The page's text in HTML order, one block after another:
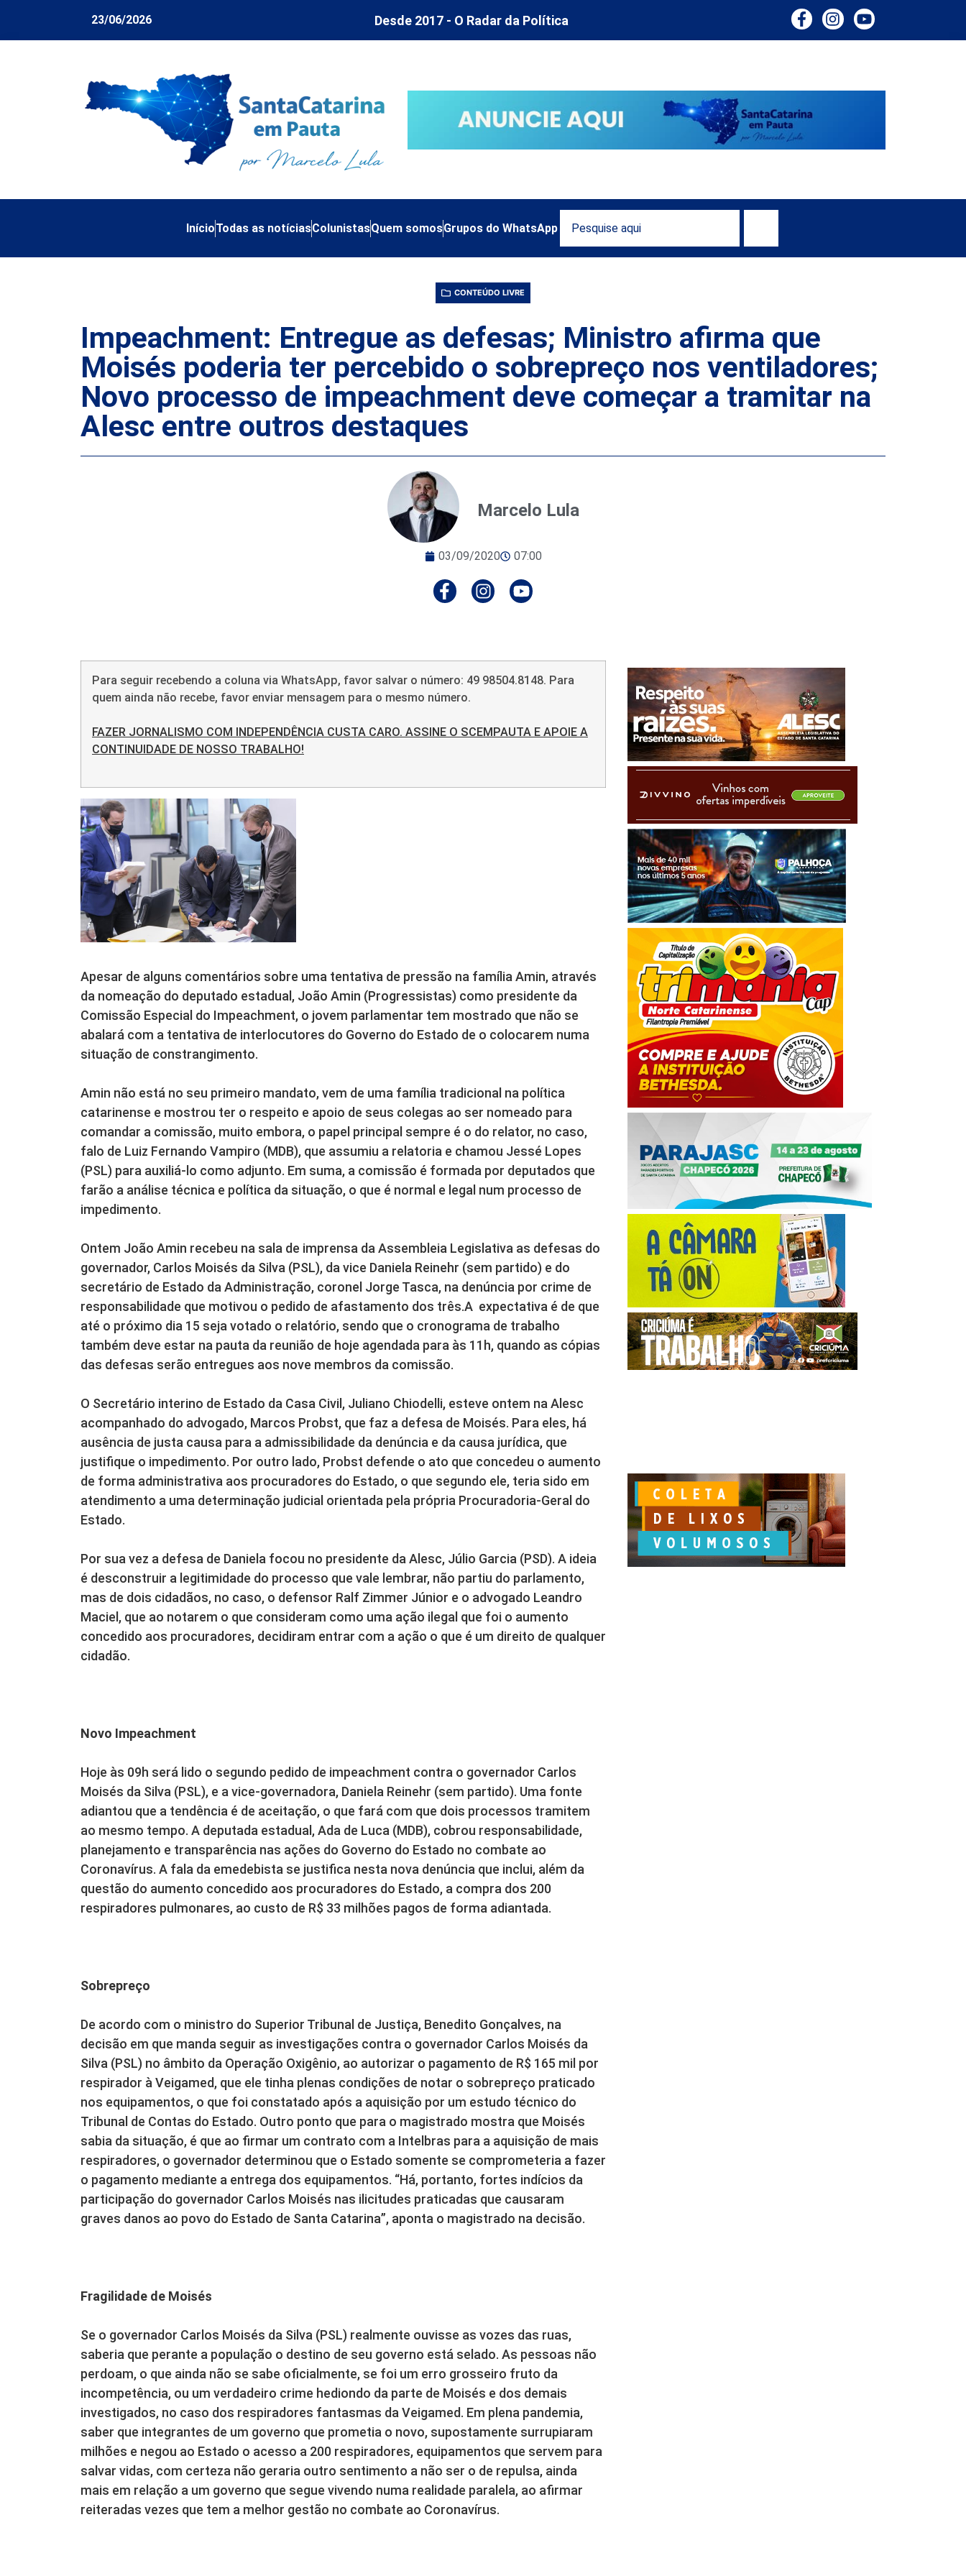
23/06/2026 Desde 2017 - O Radar da Política
InícioTodas as notíciasColunistasQuem somosGrupos do WhatsApp
CONTEÚDO LIVRE
Impeachment: Entregue as defesas; Ministro afirma que
Moisés poderia ter percebido o sobrepreço nos ventiladores;
Novo processo de impeachment deve começar a tramitar na
Alesc entre outros destaques
Marcelo Lula
03/09/2020 07:00
Para seguir recebendo a coluna via WhatsApp, favor salvar o número: 49 98504.8148. Para
quem ainda não recebe, favor enviar mensagem para o mesmo número.
FAZER JORNALISMO COM INDEPENDÊNCIA CUSTA CARO. ASSINE O SCEMPAUTA E APOIE A
CONTINUIDADE DE NOSSO TRABALHO!
Apesar de alguns comentários sobre uma tentativa de pressão na família Amin, através
da nomeação do deputado estadual, João Amin (Progressistas) como presidente da
Comissão Especial do Impeachment, o jovem parlamentar tem mostrado que não se
abalará com a tentativa de interlocutores do Governo do Estado de o colocarem numa
situação de constrangimento.
Amin não está no seu primeiro mandato, vem de uma família tradicional na política
catarinense e mostrou ter o respeito e apoio de seus colegas ao ser nomeado para
comandar a comissão, muito embora, o papel principal sempre é o do relator, no caso,
falo de Luiz Fernando Vampiro (MDB), que assumiu a relatoria e chamou Jessé Lopes
(PSL) para auxiliá-lo como adjunto. Em suma, a comissão é formada por deputados que
farão a análise técnica e política da situação, o que é normal e legal num processo de
impedimento.
Ontem João Amin recebeu na sala de imprensa da Assembleia Legislativa as defesas do
governador, Carlos Moisés da Silva (PSL), da vice Daniela Reinehr (sem partido) e do
secretário de Estado da Administração, coronel Jorge Tasca, na denúncia por crime de
responsabilidade que motivou o pedido de afastamento dos três.A expectativa é de que
até o próximo dia 15 seja votado o relatório, sendo que o cronograma de trabalho
também deve estar na pauta da reunião de hoje agendada para às 11h, quando as cópias
das defesas serão entregues aos nove membros da comissão.
O Secretário interino de Estado da Casa Civil, Juliano Chiodelli, esteve ontem na Alesc
acompanhado do advogado, Marcos Probst, que faz a defesa de Moisés. Para eles, há
ausência de justa causa para a admissibilidade da denúncia e da causa jurídica, que
justifique o impedimento. Por outro lado, Probst defende o ato que concedeu o aumento
de forma administrativa aos procuradores do Estado, o que segundo ele, teria sido em
atendimento a uma determinação judicial orientada pela própria Procuradoria-Geral do
Estado.
Por sua vez a defesa de Daniela focou no presidente da Alesc, Júlio Garcia (PSD). A ideia
é desconstruir a legitimidade do processo que vale lembrar, não partiu do parlamento,
mas de dois cidadãos, no caso, o defensor Ralf Zimmer Júnior e o advogado Leandro
Maciel, que ao notarem o que consideram como uma ação ilegal que foi o aumento
concedido aos procuradores, decidiram entrar com a ação o que é um direito de qualquer
cidadão.
Novo Impeachment
Hoje às 09h será lido o segundo pedido de impeachment contra o governador Carlos
Moisés da Silva (PSL), e a vice-governadora, Daniela Reinehr (sem partido). Uma fonte
adiantou que a tendência é de aceitação, o que fará com que dois processos tramitem
ao mesmo tempo. A deputada estadual, Ada de Luca (MDB), cobrou responsabilidade,
planejamento e transparência nas ações do Governo do Estado no combate ao
Coronavírus. A fala da emedebista se justifica nesta nova denúncia que inclui, além da
questão do aumento concedido aos procuradores do Estado, a compra dos 200
respiradores pulmonares, ao custo de R$ 33 milhões pagos de forma adiantada.
Sobrepreço
De acordo com o ministro do Superior Tribunal de Justiça, Benedito Gonçalves, na
decisão em que manda seguir as investigações contra o governador Carlos Moisés da
Silva (PSL) no âmbito da Operação Oxigênio, ao autorizar o pagamento de R$ 165 mil por
respirador à Veigamed, que ele tinha plenas condições de notar o sobrepreço praticado
nos equipamentos, o que foi constatado após a aquisição por um estudo técnico do
Tribunal de Contas do Estado. Outro ponto que para o magistrado mostra que Moisés
sabia da situação, é que ao firmar um contrato com a Intelbras para a aquisição de mais
respiradores, o governador determinou que o Estado somente se comprometeria a fazer
o pagamento mediante a entrega dos equipamentos. “Há, portanto, fortes indícios da
participação do governador Carlos Moisés nas ilicitudes praticadas que causaram
graves danos ao povo do Estado de Santa Catarina”, aponta o magistrado na decisão.
Fragilidade de Moisés
Se o governador Carlos Moisés da Silva (PSL) realmente ouvisse as vozes das ruas,
saberia que perante a população o destino de seu governo está selado. As pessoas não
perdoam, o que ainda não se sabe oficialmente, se foi um erro grosseiro fruto da
incompetência, ou um verdadeiro crime hediondo da parte de Moisés e dos demais
investigados, no caso dos respiradores fantasmas da Veigamed. Em plena pandemia,
saber que integrantes de um governo que prometia o novo, supostamente surrupiaram
milhões e negou ao Estado o acesso a 200 respiradores, equipamentos que servem para
salvar vidas, com certeza não geraria outro sentimento a não ser o de repulsa, ainda
mais em relação a um governo que segue vivendo numa realidade paralela, ao afirmar
reiteradas vezes que tem a melhor gestão no combate ao Coronavírus.